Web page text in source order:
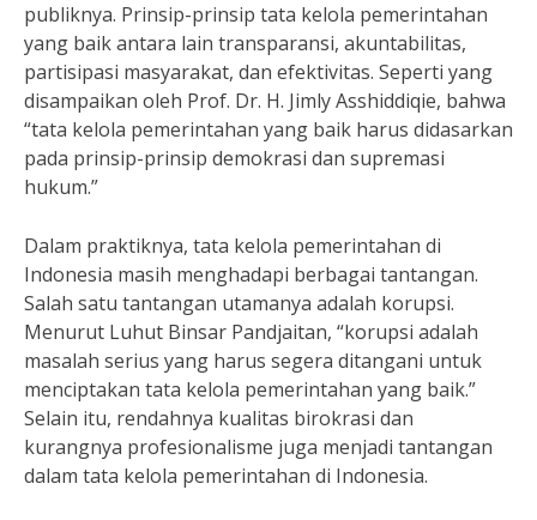
publiknya. Prinsip-prinsip tata kelola pemerintahan
yang baik antara lain transparansi, akuntabilitas,
partisipasi masyarakat, dan efektivitas. Seperti yang
disampaikan oleh Prof. Dr. H. Jimly Asshiddiqie, bahwa
“tata kelola pemerintahan yang baik harus didasarkan
pada prinsip-prinsip demokrasi dan supremasi
hukum.”
Dalam praktiknya, tata kelola pemerintahan di
Indonesia masih menghadapi berbagai tantangan.
Salah satu tantangan utamanya adalah korupsi.
Menurut Luhut Binsar Pandjaitan, “korupsi adalah
masalah serius yang harus segera ditangani untuk
menciptakan tata kelola pemerintahan yang baik.”
Selain itu, rendahnya kualitas birokrasi dan
kurangnya profesionalisme juga menjadi tantangan
dalam tata kelola pemerintahan di Indonesia.